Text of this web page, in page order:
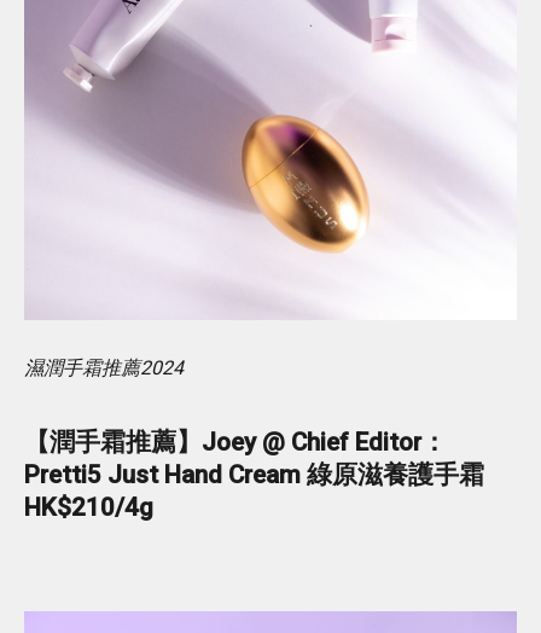
濕潤手霜推薦2024
【潤手霜推薦】Joey @ Chief Editor：
Pretti5 Just Hand Cream 綠原滋養護手霜
HK$210/4g